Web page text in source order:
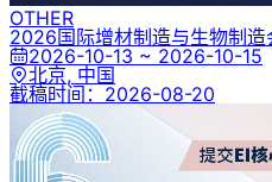
OTHER
2026国际增材制造与生物制造
2026-10-13 ~ 2026-10-15
北京, 中国
截稿时间： 2026-08-20